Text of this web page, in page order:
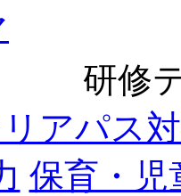
研修
アパス
保育・児